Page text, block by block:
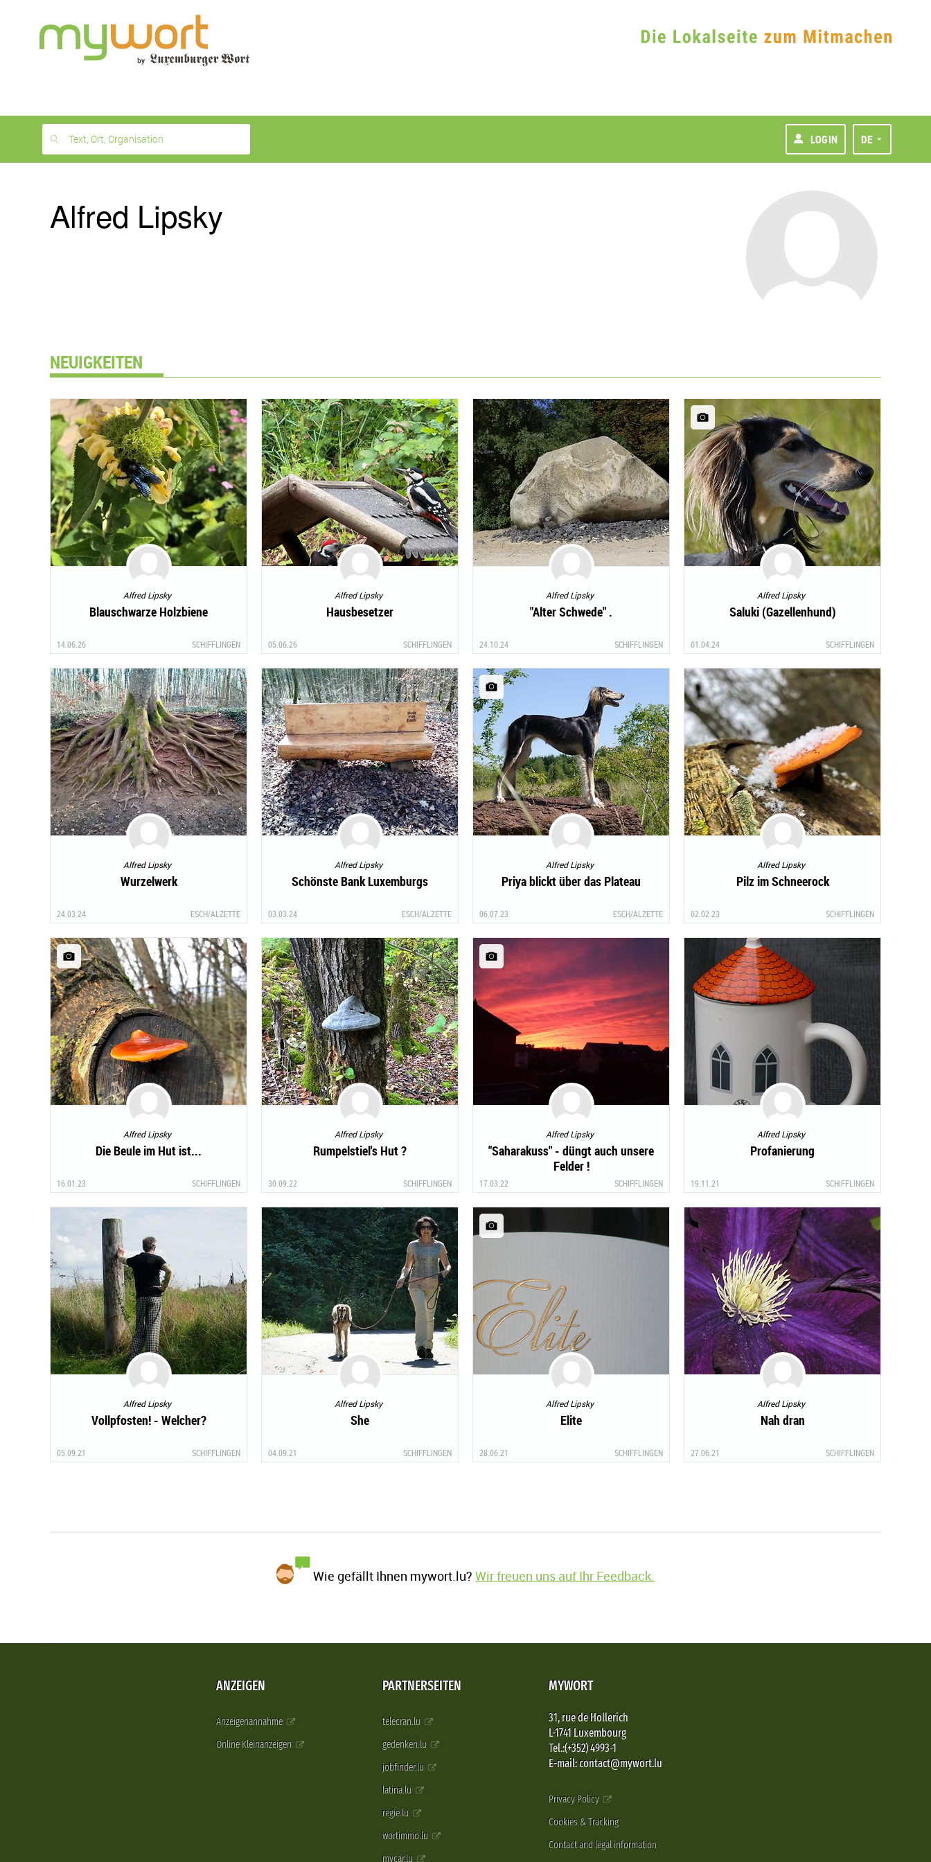
month
free
Text, Ort, Organisation LOGIN DE
Alfred Lipsky
NEUIGKEITEN
Alfred Lipsky
Blauschwarze Holzbiene
14.06.26 SCHIFFLINGEN
Alfred Lipsky
Hausbesetzer
05.06.26 SCHIFFLINGEN
Alfred Lipsky
"Alter Schwede" .
24.10.24 SCHIFFLINGEN
Alfred Lipsky
Saluki (Gazellenhund)
01.04.24 SCHIFFLINGEN
Alfred Lipsky
Wurzelwerk
24.03.24 ESCH/ALZETTE
Alfred Lipsky
Schönste Bank Luxemburgs
03.03.24 ESCH/ALZETTE
Alfred Lipsky
Priya blickt über das Plateau
06.07.23 ESCH/ALZETTE
Alfred Lipsky
Pilz im Schneerock
02.02.23 SCHIFFLINGEN
Alfred Lipsky
Die Beule im Hut ist...
16.01.23 SCHIFFLINGEN
Alfred Lipsky
Rumpelstiel's Hut ?
30.09.22 SCHIFFLINGEN
Alfred Lipsky
"Saharakuss" - düngt auch unsere
Felder !
17.03.22 SCHIFFLINGEN
Alfred Lipsky
Profanierung
19.11.21 SCHIFFLINGEN
Alfred Lipsky
Vollpfosten! - Welcher?
05.09.21 SCHIFFLINGEN
Alfred Lipsky
She
04.09.21 SCHIFFLINGEN
Alfred Lipsky
Elite
28.06.21 SCHIFFLINGEN
Alfred Lipsky
Nah dran
27.06.21 SCHIFFLINGEN
Wie gefällt Ihnen mywort.lu?Wir freuen uns auf Ihr Feedback.
ANZEIGEN
Anzeigenannahme
Online Kleinanzeigen
PARTNERSEITEN
telecran.lu
gedenken.lu
jobfinder.lu
latina.lu
regie.lu
wortimmo.lu
mycar.lu
MYWORT
31, rue de Hollerich
L-1741 Luxembourg
Tel.:(+352) 4993-1
E-mail: contact@mywort.lu
Privacy Policy
Cookies & Tracking
Contact and legal information